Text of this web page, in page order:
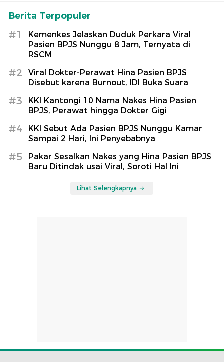
Berita Terpopuler
#1
Kemenkes Jelaskan Duduk Perkara Viral
Pasien BPJS Nunggu 8 Jam, Ternyata di
RSCM
#2
Viral Dokter-Perawat Hina Pasien BPJS
Disebut karena Burnout, IDI Buka Suara
#3
KKI Kantongi 10 Nama Nakes Hina Pasien
BPJS, Perawat hingga Dokter Gigi
#4
KKI Sebut Ada Pasien BPJS Nunggu Kamar
Sampai 2 Hari, Ini Penyebabnya
#5
Pakar Sesalkan Nakes yang Hina Pasien BPJS
Baru Ditindak usai Viral, Soroti Hal Ini
Lihat Selengkapnya